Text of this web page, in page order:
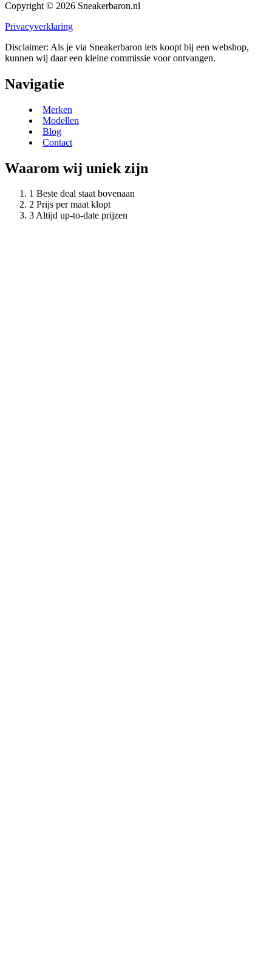
Copyright © 2026 Sneakerbaron.nl
Privacyverklaring
Disclaimer: Als je via Sneakerbaron iets koopt bij een webshop,
kunnen wij daar een kleine commissie voor ontvangen.
Navigatie
Merken
Modellen
Blog
Contact
Waarom wij uniek zijn
Beste deal staat bovenaan
Prijs per maat klopt
Altijd up-to-date prijzen